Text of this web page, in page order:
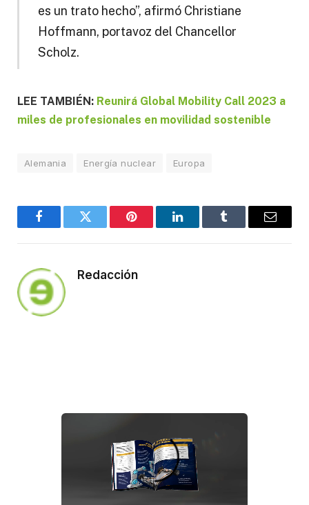
es un trato hecho”, afirmó Christiane
Hoffmann, portavoz del Chancellor
Scholz.
LEE TAMBIÉN: Reunirá Global Mobility Call 2023 a
miles de profesionales en movilidad sostenible
Alemania Energía nuclear Europa
FacebookTwitter Pinterest LinkedInTumblr Email
Redacción